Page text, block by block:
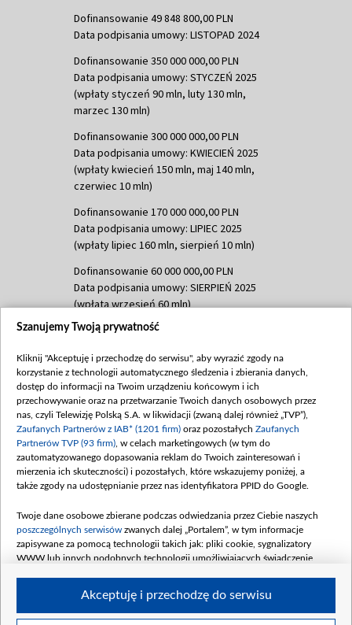
Dofinansowanie 49 848 800,00 PLN
Data podpisania umowy: LISTOPAD 2024
Dofinansowanie 350 000 000,00 PLN
Data podpisania umowy: STYCZEŃ 2025
(wpłaty styczeń 90 mln, luty 130 mln,
marzec 130 mln)
Dofinansowanie 300 000 000,00 PLN
Data podpisania umowy: KWIECIEŃ 2025
(wpłaty kwiecień 150 mln, maj 140 mln,
czerwiec 10 mln)
Dofinansowanie 170 000 000,00 PLN
Data podpisania umowy: LIPIEC 2025
(wpłaty lipiec 160 mln, sierpień 10 mln)
Dofinansowanie 60 000 000,00 PLN
Data podpisania umowy: SIERPIEŃ 2025
(wpłata wrzesień 60 mln)
Dofinansowanie 635 783 051,21 PLN
(wpłata wrzesień 100 mln, październik 350
mln, listopad 265 mln)
Dofinansowanie 48 862 000,00 PLN
Data podpisania umowy: GRUDZIEŃ 2025
(wpłata grudzień 60,548 mln)
Dofinansowanie 900 000 000,00 PLN
Data podpisania umowy: LUTY 2026 (wpłata
kwiecień 180 mln, 7 maja 180 mln, 8
czerwca 90 mln)
Dofinansowanie 250 000 000,00 PLN
4 sierpnia 250 mln
Szanujemy Twoją prywatność
Kliknij "Akceptuję i przechodzę do serwisu", aby wyrazić zgody na
korzystanie z technologii automatycznego śledzenia i zbierania danych,
dostęp do informacji na Twoim urządzeniu końcowym i ich
przechowywanie oraz na przetwarzanie Twoich danych osobowych przez
nas, czyli Telewizję Polską S.A. w likwidacji (zwaną dalej również „TVP”),
Zaufanych Partnerów z IAB* (1201 firm) oraz pozostałych Zaufanych
Partnerów TVP (93 firm) , w celach marketingowych (w tym do
zautomatyzowanego dopasowania reklam do Twoich zainteresowań i
mierzenia ich skuteczności) i pozostałych, które wskazujemy poniżej, a
także zgody na udostępnianie przez nas identyfikatora PPID do Google.
Twoje dane osobowe zbierane podczas odwiedzania przez Ciebie naszych
poszczególnych serwisów zwanych dalej „Portalem”, w tym informacje
zapisywane za pomocą technologii takich jak: pliki cookie, sygnalizatory
WWW lub innych podobnych technologii umożliwiających świadczenie
Akceptuję i przechodzę do serwisu